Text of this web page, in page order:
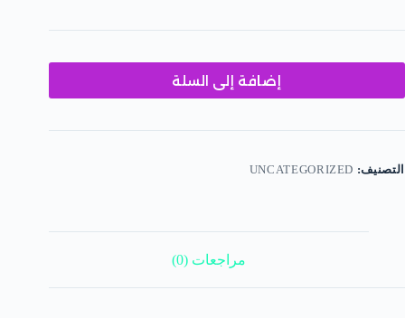
إضافة إلى السلة
التصنيف: UNCATEGORIZED
مراجعات (0)